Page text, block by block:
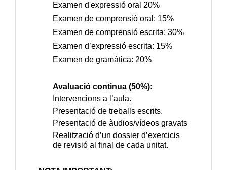
Examen d'expressió oral 20%
Examen de comprensió oral: 15%
Examen de comprensió escrita: 30%
Examen d’expressió escrita: 15%
Examen de gramàtica: 20%
Avaluació continua (50%):
Intervencions a l’aula.
Presentació de treballs escrits.
Presentació de àudios/vídeos gravats
Realització d’un dossier d’exercicis
de revisió al final de cada unitat.